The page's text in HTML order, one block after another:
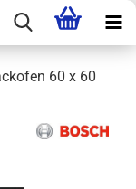
60 x 60